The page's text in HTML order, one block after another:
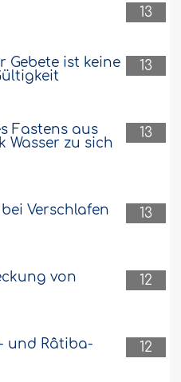
13
13
Gebete ist keine
13
Fastens aus
Wasser zu sich
13
Verschlafen
12
von
12
und Râtiba-